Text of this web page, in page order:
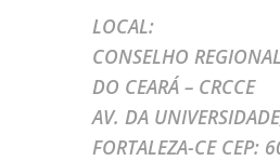
LOCAL:
CONSELHO
DO CEARÁ – CRCCE
AV. DA
FORTALEZA-CE CEP: